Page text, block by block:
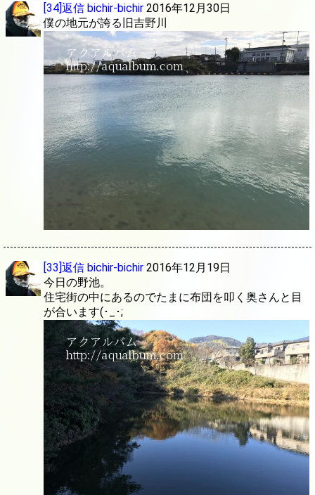
[34]返信 bichir-bichir 2016年12月30日
僕の地元が誇る旧吉野川
[33]返信 bichir-bichir 2016年12月19日
今日の野池。
住宅街の中にあるのでたまに布団を叩く奥さんと目
が合います(･_･;